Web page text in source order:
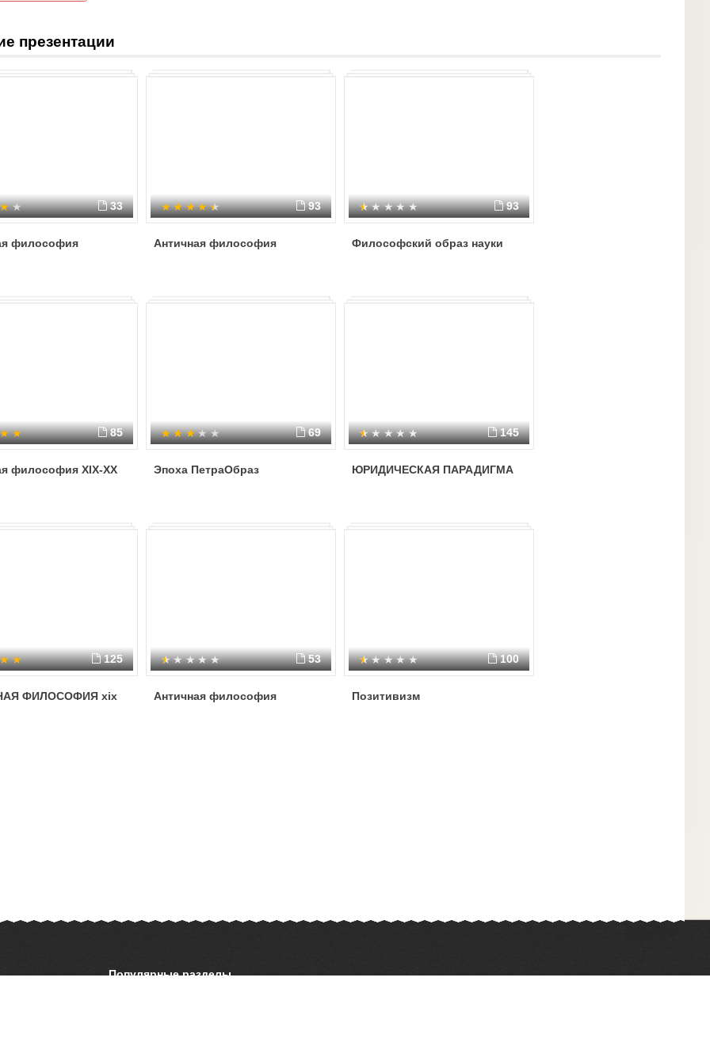
презентации
33
философия
93
Античная философия
93
Философский образ науки
85
философия XIX-XX
69
Эпоха ПетраОбраз
145
ЮРИДИЧЕСКАЯ ПАРАДИГМА
125
ФИЛОСОФИЯ xix
53
Античная философия
100
Позитивизм
Популярные разделы